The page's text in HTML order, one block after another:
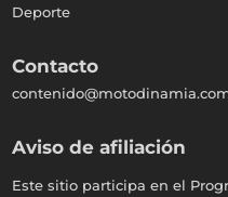
Deporte
Contacto
Aviso de afiliación
Este sitio participa en el